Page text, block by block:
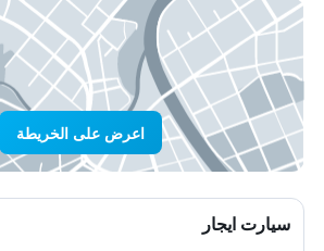
اعرض على الخريطة
سيارت ايجار